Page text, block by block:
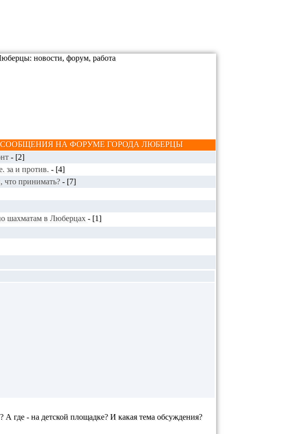
НА ФОРУМЕ ГОРОДА ЛЮБЕРЦЫ
- [2]
за и против. - [4]
что принимать? - [7]
шахматам в Люберцах - [1]
где - на детской площадке? И какая тема обсуждения?